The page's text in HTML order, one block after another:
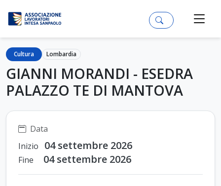
Cultura Lombardia
GIANNI MORANDI - ESEDRA
PALAZZO TE DI MANTOVA
Data
Inizio
04 settembre 2026
Fine 04 settembre 2026